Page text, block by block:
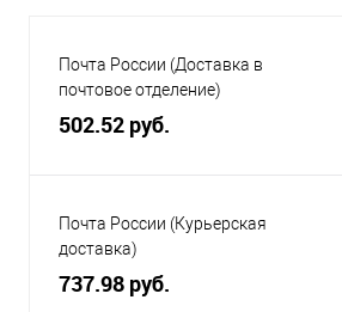
Почта России (Доставка в
почтовое отделение)
502.52 руб.
Почта России (Курьерская
доставка)
737.98 руб.